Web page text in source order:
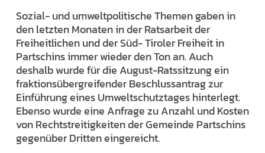
Sozial- und umweltpolitische Themen gaben in
den letzten Monaten in der Ratsarbeit der
Freiheitlichen und der Süd- Tiroler Freiheit in
Partschins immer wieder den Ton an. Auch
deshalb wurde für die August-Ratssitzung ein
fraktionsübergreifender Beschlussantrag zur
Einführung eines Umweltschutztages hinterlegt.
Ebenso wurde eine Anfrage zu Anzahl und Kosten
von Rechtstreitigkeiten der Gemeinde Partschins
gegenüber Dritten eingereicht.